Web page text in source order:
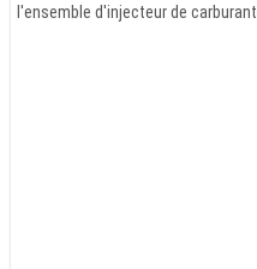
l'ensemble d'injecteur de carburant.